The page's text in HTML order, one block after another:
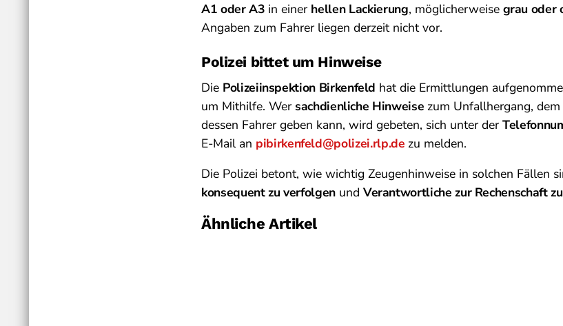
A1 oder A3 in einer hellen Lackierung, möglicherweise grau oder
Angaben zum Fahrer liegen derzeit nicht vor.
Polizei bittet um Hinweise
Die Polizeiinspektion Birkenfeld hat die Ermittlungen
um Mithilfe. Wer sachdienliche Hinweise zum Unfallhergang,
dessen Fahrer geben kann, wird gebeten, sich unter der
E-Mail an pibirkenfeld@polizei.rlp.de zu melden.
Die Polizei betont, wie wichtig Zeugenhinweise in solchen Fällen
konsequent zu verfolgenund Verantwortliche zur Rechenschaft
Ähnliche Artikel